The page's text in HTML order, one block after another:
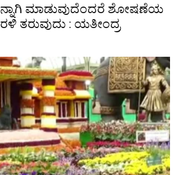
ಮಾಡುವುದೆಂದರೆ ಶೋಷಣೆಯ
ತರುವುದು : ಯತೀಂದ್ರ